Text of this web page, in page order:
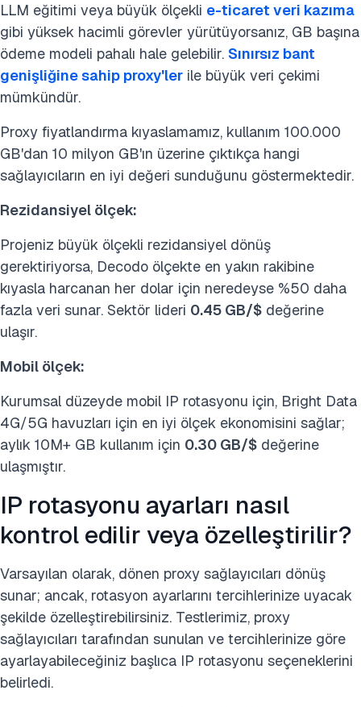
LLM eğitimi veya büyük ölçekli e-ticaret veri kazıma
gibi yüksek hacimli görevler yürütüyorsanız, GB başına
ödeme modeli pahalı hale gelebilir. Sınırsız bant
genişliğine sahip proxy'ler ile büyük veri çekimi
mümkündür.
Proxy fiyatlandırma kıyaslamamız, kullanım 100.000
GB'dan 10 milyon GB'ın üzerine çıktıkça hangi
sağlayıcıların en iyi değeri sunduğunu göstermektedir.
Rezidansiyel ölçek:
Projeniz büyük ölçekli rezidansiyel dönüş
gerektiriyorsa, Decodo ölçekte en yakın rakibine
kıyasla harcanan her dolar için neredeyse %50 daha
fazla veri sunar. Sektör lideri 0.45 GB/$ değerine
ulaşır.
Mobil ölçek:
Kurumsal düzeyde mobil IP rotasyonu için, Bright Data
4G/5G havuzları için en iyi ölçek ekonomisini sağlar;
aylık 10M+ GB kullanım için 0.30 GB/$ değerine
ulaşmıştır.
IP rotasyonu ayarları nasıl
kontrol edilir veya özelleştirilir?
Varsayılan olarak, dönen proxy sağlayıcıları dönüş
sunar; ancak, rotasyon ayarlarını tercihlerinize uyacak
şekilde özelleştirebilirsiniz. Testlerimiz, proxy
sağlayıcıları tarafından sunulan ve tercihlerinize göre
ayarlayabileceğiniz başlıca IP rotasyonu seçeneklerini
belirledi.